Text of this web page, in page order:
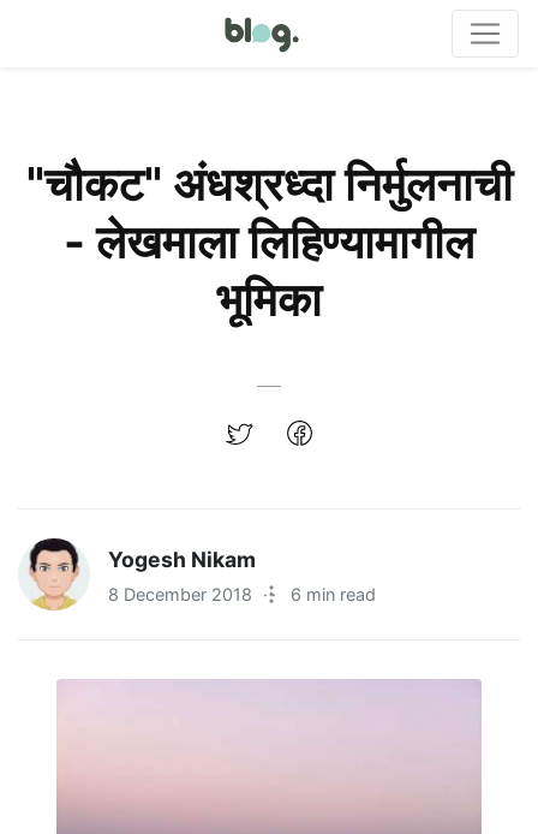
"चौकट" अंधश्रध्दा निर्मुलनाची
- लेखमाला लिहिण्यामागील
भूमिका
Yogesh Nikam
8 December 2018 · 6 min read